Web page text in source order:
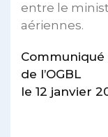
entre le
aériennes.
Communiqué
de l’OGBL
le 12 janvier